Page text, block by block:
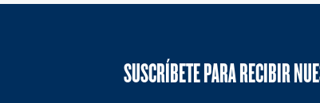
SUSCRÍBETE PARA RECIBIR